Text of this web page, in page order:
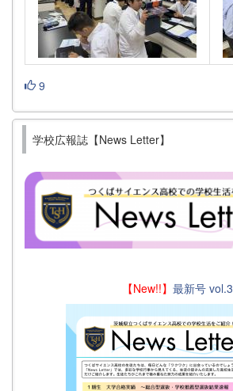
9
学校広報誌【News Letter】
【New!!】 最新号 vol.3